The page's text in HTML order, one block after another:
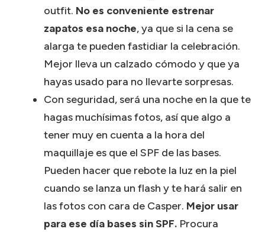
outfit. No es conveniente estrenar
zapatos esa noche, ya que si la cena se
alarga te pueden fastidiar la celebración.
Mejor lleva un calzado cómodo y que ya
hayas usado para no llevarte sorpresas.
Con seguridad, será una noche en la que te
hagas muchísimas fotos, así que algo a
tener muy en cuenta a la hora del
maquillaje es que el SPF de las bases.
Pueden hacer que rebote la luz en la piel
cuando se lanza un flash y te hará salir en
las fotos con cara de Casper. Mejor usar
para ese día bases sin SPF. Procura